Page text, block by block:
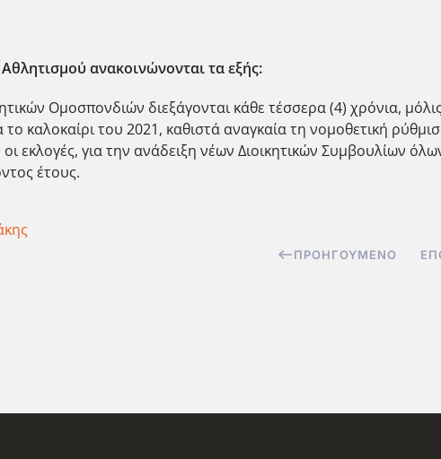
ανακοινώνονται τα εξής:
Ομοσπονδιών διεξάγονται κάθε τέσσερα (4) χρόνια,
καλοκαίρι του 2021, καθιστά αναγκαία τη νομοθετική
εκλογές, για την ανάδειξη νέων Διοικητικών Συμβουλίων
έτους.
ΠΡΟΗΓΟΎΜΕΝΟ